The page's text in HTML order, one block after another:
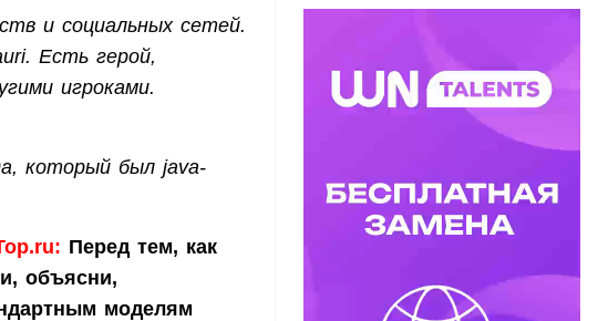
и социальных сетей.
Есть герой,
игроками.
который был java-
Перед тем, как
объясни,
моделям